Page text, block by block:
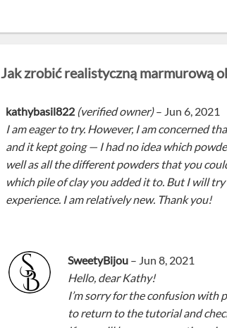
Jak zrobić realistyczną marmurową
kathybasil822 (verified owner) – Jun 6, 2021
I am eager to try. However, I am concerned
and it kept going — I had no idea which
well as all the different powders that you
which pile of clay you added it to. But I will
experience. I am relatively new. Thank you!
SweetyBijou – Jun 8, 2021
Hello, dear Kathy!
I’m sorry for the confusion with
to return to the tutorial and